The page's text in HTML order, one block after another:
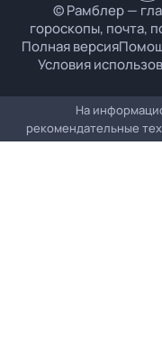
© Рамблер —
гороскопы, почта,
Полная версия
Условия
На
рекомендательные